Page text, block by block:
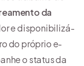
da
e disponibilizá-
do próprio e-
o status da